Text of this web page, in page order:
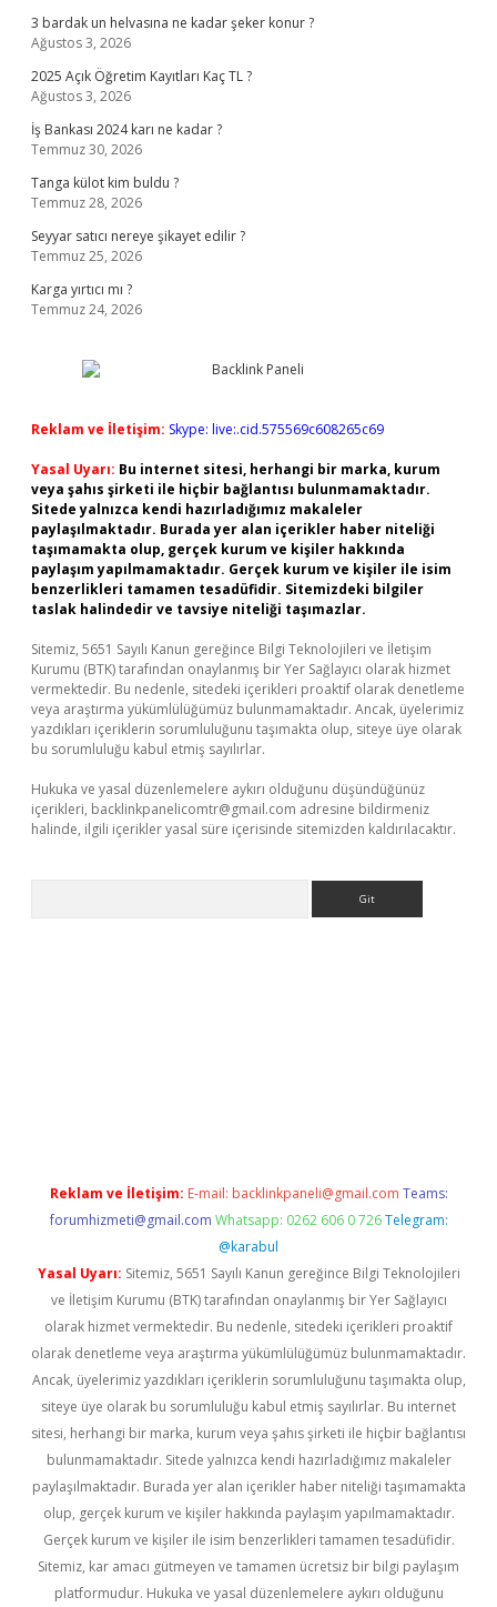
3 bardak un helvasına ne kadar şeker konur ?
Ağustos 3, 2026
2025 Açık Öğretim Kayıtları Kaç TL ?
Ağustos 3, 2026
İş Bankası 2024 karı ne kadar ?
Temmuz 30, 2026
Tanga külot kim buldu ?
Temmuz 28, 2026
Seyyar satıcı nereye şikayet edilir ?
Temmuz 25, 2026
Karga yırtıcı mı ?
Temmuz 24, 2026
Reklam ve İletişim: Skype: live:.cid.575569c608265c69
Yasal Uyarı: Bu internet sitesi, herhangi bir marka, kurum
veya şahıs şirketi ile hiçbir bağlantısı bulunmamaktadır.
Sitede yalnızca kendi hazırladığımız makaleler
paylaşılmaktadır. Burada yer alan içerikler haber niteliği
taşımamakta olup, gerçek kurum ve kişiler hakkında
paylaşım yapılmamaktadır. Gerçek kurum ve kişiler ile isim
benzerlikleri tamamen tesadüfidir. Sitemizdeki bilgiler
taslak halindedir ve tavsiye niteliği taşımazlar.
Sitemiz, 5651 Sayılı Kanun gereğince Bilgi Teknolojileri ve İletişim
Kurumu (BTK) tarafından onaylanmış bir Yer Sağlayıcı olarak hizmet
vermektedir. Bu nedenle, sitedeki içerikleri proaktif olarak denetleme
veya araştırma yükümlülüğümüz bulunmamaktadır. Ancak, üyelerimiz
yazdıkları içeriklerin sorumluluğunu taşımakta olup, siteye üye olarak
bu sorumluluğu kabul etmiş sayılırlar.
Hukuka ve yasal düzenlemelere aykırı olduğunu düşündüğünüz
içerikleri, backlinkpanelicomtr@gmail.com adresine bildirmeniz
halinde, ilgili içerikler yasal süre içerisinde sitemizden kaldırılacaktır.
Reklam ve İletişim: E-mail: backlinkpaneli@gmail.com Teams:
forumhizmeti@gmail.com Whatsapp: 0262 606 0 726 Telegram:
@karabul
Yasal Uyarı: Sitemiz, 5651 Sayılı Kanun gereğince Bilgi Teknolojileri
ve İletişim Kurumu (BTK) tarafından onaylanmış bir Yer Sağlayıcı
olarak hizmet vermektedir. Bu nedenle, sitedeki içerikleri proaktif
olarak denetleme veya araştırma yükümlülüğümüz bulunmamaktadır.
Ancak, üyelerimiz yazdıkları içeriklerin sorumluluğunu taşımakta olup,
siteye üye olarak bu sorumluluğu kabul etmiş sayılırlar. Bu internet
sitesi, herhangi bir marka, kurum veya şahıs şirketi ile hiçbir bağlantısı
bulunmamaktadır. Sitede yalnızca kendi hazırladığımız makaleler
paylaşılmaktadır. Burada yer alan içerikler haber niteliği taşımamakta
olup, gerçek kurum ve kişiler hakkında paylaşım yapılmamaktadır.
Gerçek kurum ve kişiler ile isim benzerlikleri tamamen tesadüfidir.
Sitemiz, kar amacı gütmeyen ve tamamen ücretsiz bir bilgi paylaşım
platformudur. Hukuka ve yasal düzenlemelere aykırı olduğunu